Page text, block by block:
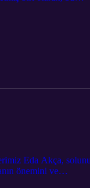
anlatıyor.
sayesinde, doğal
vurguluyor.
Eda Akça,
önemini ve
theBClog